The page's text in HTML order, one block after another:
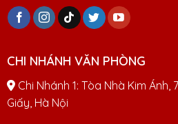
CHI NHÁNH VĂN PHÒNG
Chi Nhánh 1: Tòa Nhà Kim Ánh,
Giấy, Hà Nội